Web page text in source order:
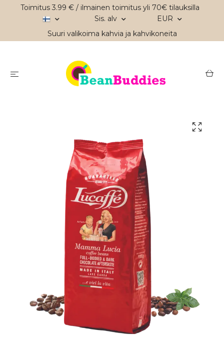
Toimitus 3.99 € / ilmainen toimitus yli 70€ tilauksilla
Sis. alv
EUR
Suuri valikoima kahvia ja kahvikoneita